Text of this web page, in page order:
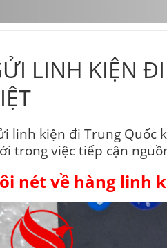
LINH KIỆN
linh kiện đi Trung Quốc
trong việc tiếp cận
nét về hàng linh